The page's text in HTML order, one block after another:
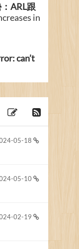
ARL跟
in
can’t
程關機/
...
05-18
05-10
02-19